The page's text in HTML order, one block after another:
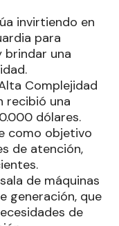
invirtiendo en
para
brindar una
Complejidad
recibió una
dólares.
como objetivo
de atención,
de máquinas
generación, que
de